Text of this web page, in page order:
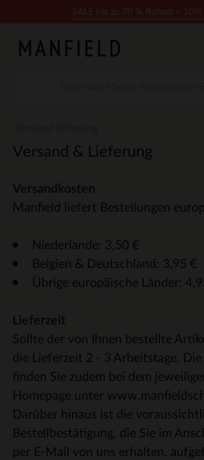
Versand & Lieferung
Versandkosten
Manfield liefert Bestellungen
Niederlande: 3,50 €
Belgien & Deutschland: 3,95 €
Übrige europäische Länder:
Lieferzeit
Sollte der von Ihnen bestellte
die Lieferzeit 2 - 3 Arbeitstage.
finden Sie zudem bei dem
Homepage unter
Darüber hinaus ist die
Bestellbestätigung, die Sie im
per E-Mail von uns erhalten,